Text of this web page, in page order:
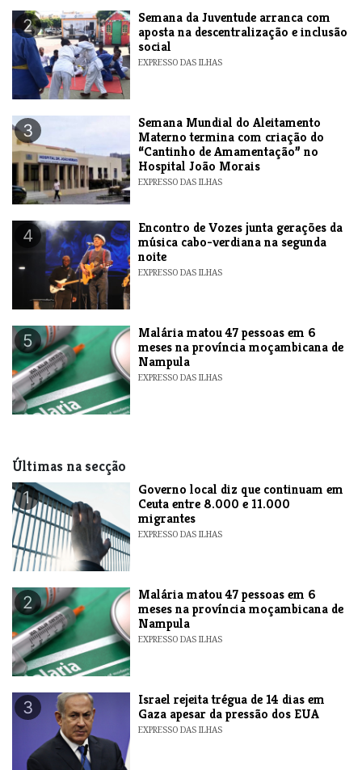
2
Semana da Juventude arranca com
aposta na descentralização e inclusão
social
EXPRESSO DAS ILHAS
3
Semana Mundial do Aleitamento
Materno termina com criação do
“Cantinho de Amamentação” no
Hospital João Morais
EXPRESSO DAS ILHAS
4
Encontro de Vozes junta gerações da
música cabo-verdiana na segunda
noite
EXPRESSO DAS ILHAS
5
​Malária matou 47 pessoas em 6
meses na província moçambicana de
Nampula
EXPRESSO DAS ILHAS
Últimas na secção
1
​Governo local diz que continuam em
Ceuta entre 8.000 e 11.000
migrantes
EXPRESSO DAS ILHAS
2
​Malária matou 47 pessoas em 6
meses na província moçambicana de
Nampula
EXPRESSO DAS ILHAS
3
​Israel rejeita trégua de 14 dias em
Gaza apesar da pressão dos EUA
EXPRESSO DAS ILHAS